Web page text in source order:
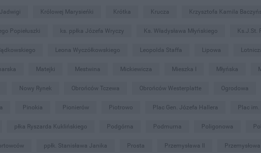
Królowej Marysieńki Krótka Krucza Krzysztofa Kamila
Popiełuszki ks. ppłka Józefa Wryczy Ks. Władysława Młyńskiego Ks.J.St.
Leona Wyczółkowskiego Leopolda Staffa Lipowa
Matejki Mestwina Mickiewicza Mieszka I Młyńska
Nowy Rynek Obrońców Tczewa Obrońców Westerplatte Ogrodowa
Pinokia Pionierów Piotrowo Plac Gen. Józefa Hallera Plac im.
płka Ryszarda Kuklińskiego Podgórna Podmurna Poligonowa
ppłk. Stanisława Janika Prosta Przemysława II Przemysłowa